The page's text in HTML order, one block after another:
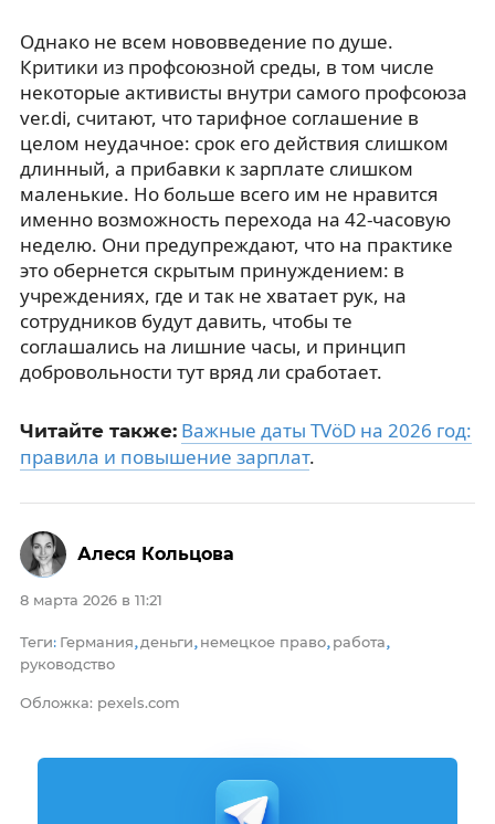
Однако не всем нововведение по душе.
Критики из профсоюзной среды, в том числе
некоторые активисты внутри самого профсоюза
ver.di, считают, что тарифное соглашение в
целом неудачное: срок его действия слишком
длинный, а прибавки к зарплате слишком
маленькие. Но больше всего им не нравится
именно возможность перехода на 42-часовую
неделю. Они предупреждают, что на практике
это обернется скрытым принуждением: в
учреждениях, где и так не хватает рук, на
сотрудников будут давить, чтобы те
соглашались на лишние часы, и принцип
добровольности тут вряд ли сработает.
Читайте также: Важные даты TVöD на 2026 год:
правила и повышение зарплат.
8 марта 2026 в 11:21
Теги: Германия, деньги, немецкое право, работа,
руководство
Обложка: pexels.com
Алеся Кольцова